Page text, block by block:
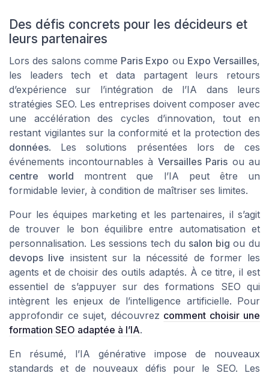
Des défis concrets pour les décideurs et
leurs partenaires
Lors des salons comme Paris Expo ou Expo Versailles,
les leaders tech et data partagent leurs retours
d’expérience sur l’intégration de l’IA dans leurs
stratégies SEO. Les entreprises doivent composer avec
une accélération des cycles d’innovation, tout en
restant vigilantes sur la conformité et la protection des
données. Les solutions présentées lors de ces
événements incontournables à Versailles Paris ou au
centre world montrent que l’IA peut être un
formidable levier, à condition de maîtriser ses limites.
Pour les équipes marketing et les partenaires, il s’agit
de trouver le bon équilibre entre automatisation et
personnalisation. Les sessions tech du salon big ou du
devops live insistent sur la nécessité de former les
agents et de choisir des outils adaptés. À ce titre, il est
essentiel de s’appuyer sur des formations SEO qui
intègrent les enjeux de l’intelligence artificielle. Pour
approfondir ce sujet, découvrez comment choisir une
formation SEO adaptée à l’IA.
En résumé, l’IA générative impose de nouveaux
standards et de nouveaux défis pour le SEO. Les